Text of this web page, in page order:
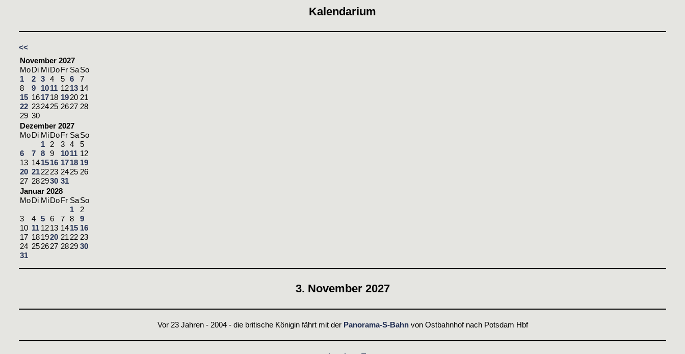
Kalendarium
<<
November 2027
Mo Di Mi Do Fr SaSo
1
2 3 4 5 6
7
8
9 1011 1213 14
15 161718 1920 21
22 232425 2627 28
29 30
Dezember 2027
Mo Di Mi Do Fr SaSo
1
2 3 4
5
6
7 8 9 1011 12
13 141516 1718 19
20 212223 2425 26
27 282930 31
Januar 2028
Mo Di Mi Do Fr SaSo
1
2
3
4 5 6 7 8
9
10 11 1213 1415 16
17 181920 21 22 23
24 252627 2829 30
31
3. November 2027
Vor 23 Jahren - 2004 - die britische Königin fährt mit der Panorama-S-Bahnvon Ostbahnhof nach Potsdam Hbf